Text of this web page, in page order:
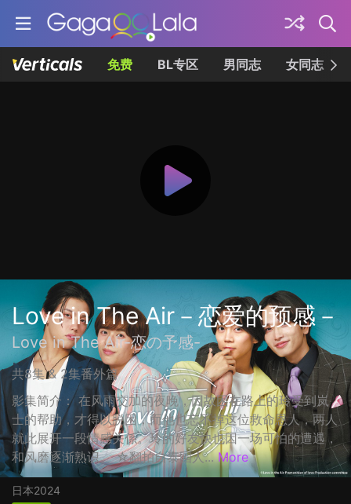
免费 BL专区 男同志 女同志
Love in The Air－恋爱的预感－
Love in The Air-恋の予感-
共8集 & 2集番外篇
影集简介： 在风雨交加的夜晚，因故困在路上的玲受到岚
士的帮助，才得以脱困，而他也忘不掉这位救命恩人，两人
就此展开一段情感关係。玲的好友快也因一场可怕的遭遇，
和风磨逐渐熟识。 ☆翻拍自泰国人... More
日本2024